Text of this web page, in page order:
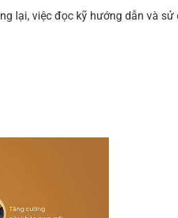
lại, việc đọc kỹ hướng dẫn và